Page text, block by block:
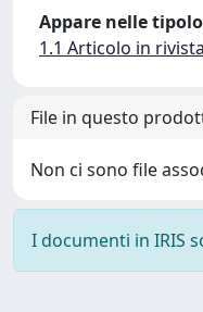
Appare nelle
1.1 Articolo in rivista
File in questo
Non ci sono file
I documenti in IRIS